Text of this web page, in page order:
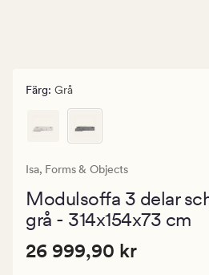
Färg: Grå
Isa, Forms & Objects
Modulsoffa 3 delar
grå - 314x154x73 cm
Pris
Pris 26 999,90 kr
26 999,90 kr